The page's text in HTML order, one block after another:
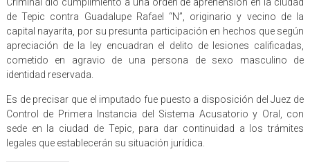
de Tepic contra Guadalupe Rafael “N”, originario y vecino de la
capital nayarita, por su presunta participación en hechos que según
apreciación de la ley encuadran el delito de lesiones calificadas,
cometido en agravio de una persona de sexo masculino de
identidad reservada.
Es de precisar que el imputado fue puesto a disposición del Juez de
Control de Primera Instancia del Sistema Acusatorio y Oral, con
sede en la ciudad de Tepic, para dar continuidad a los trámites
legales que establecerán su situación jurídica.